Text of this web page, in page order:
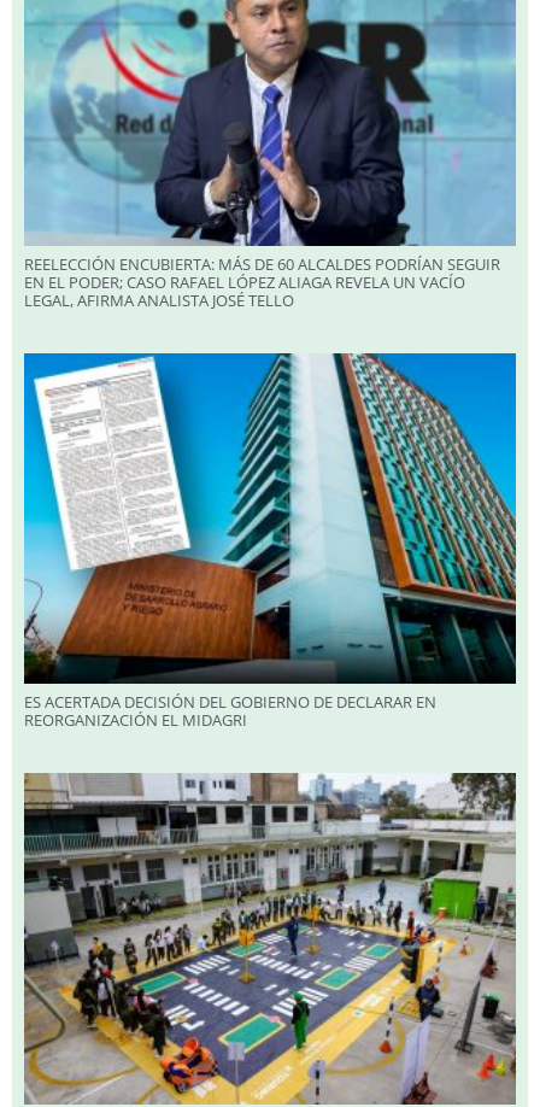
REELECCIÓN ENCUBIERTA: MÁS DE 60 ALCALDES PODRÍAN SEGUIR
EN EL PODER; CASO RAFAEL LÓPEZ ALIAGA REVELA UN VACÍO
LEGAL, AFIRMA ANALISTA JOSÉ TELLO
ES ACERTADA DECISIÓN DEL GOBIERNO DE DECLARAR EN
REORGANIZACIÓN EL MIDAGRI